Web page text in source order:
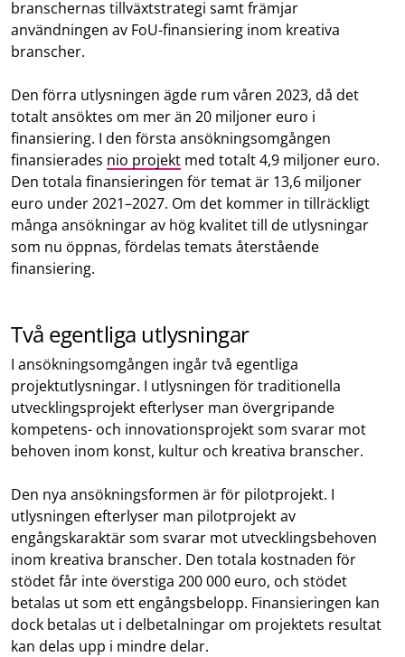
branschernas tillväxtstrategi samt främjar
användningen av FoU-finansiering inom kreativa
branscher.
Den förra utlysningen ägde rum våren 2023, då det
totalt ansöktes om mer än 20 miljoner euro i
finansiering. I den första ansökningsomgången
finansierades nio projekt med totalt 4,9 miljoner euro.
Den totala finansieringen för temat är 13,6 miljoner
euro under 2021–2027. Om det kommer in tillräckligt
många ansökningar av hög kvalitet till de utlysningar
som nu öppnas, fördelas temats återstående
finansiering.
Två egentliga utlysningar
I ansökningsomgången ingår två egentliga
projektutlysningar. I utlysningen för traditionella
utvecklingsprojekt efterlyser man övergripande
kompetens- och innovationsprojekt som svarar mot
behoven inom konst, kultur och kreativa branscher.
Den nya ansökningsformen är för pilotprojekt. I
utlysningen efterlyser man pilotprojekt av
engångskaraktär som svarar mot utvecklingsbehoven
inom kreativa branscher. Den totala kostnaden för
stödet får inte överstiga 200 000 euro, och stödet
betalas ut som ett engångsbelopp. Finansieringen kan
dock betalas ut i delbetalningar om projektets resultat
kan delas upp i mindre delar.